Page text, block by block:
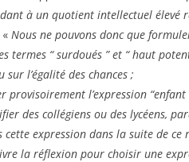
à un quotient intellectuel élevé
Nous ne pouvons donc que
termes “ surdoués ” et “ haut
sur l’égalité des chances ;
provisoirement l’expression
des collégiens ou des lycéens,
cette expression dans la suite de ce
la réflexion pour choisir une